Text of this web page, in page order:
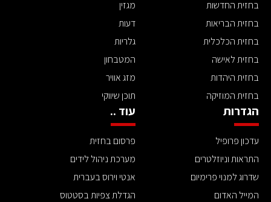
בחזית החדשות
בחזית הבריאות
בחזית הכלכלית
בחזית לאישה
בחזית היהדות
בחזית המוזיקה
מגזין
דעות
גלריות
המטבחון
מזג אוויר
תוכן שיווקי
הגדרות
עדכון פרופיל
התראות וניוזלטרים
שדרוג למנוי פרימיום
המייל האדום
עוד ..
פרסום בחזית
מערכת ניהול לידים
אנטי וירוס בעברית
הגדלת צפיות בסטטוס